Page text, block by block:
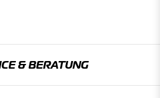
& BERATUNG